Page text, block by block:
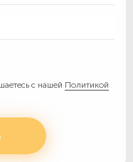
с нашей Политикой